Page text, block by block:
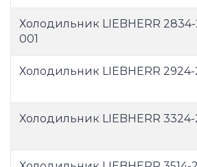
Холодильник LIEBHERR
001
Холодильник LIEBHERR
Холодильник LIEBHERR